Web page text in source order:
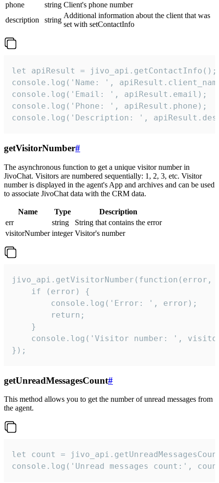
phone
string Client's phone number
description
string
Additional information about the client that was
set with setContactInfo
let apiResult = jivo_api.getContactInfo();
console.log('Name: ',
console.log('Email: ', apiResult.email);
console.log('Phone: ', apiResult.phone);
console.log('Description: ',
getVisitorNumber#
The asynchronous function to get a unique visitor number in
JivoChat. Visitors are numbered sequentially: 1, 2, 3, etc. Visitor
number is displayed in the agent's App and archives and can be used
to associate JivoChat data with the CRM data.
Name Type
Description
err
string
String that contains the error
visitorNumber integer Visitor's number
jivo_api.getVisitorNumber(function(error,
    if (error) {
        console.log('Error: ', error);
        return;
    }
console.log('Visitor number: ',
});
getUnreadMessagesCount#
This method allows you to get the number of unread messages from
the agent.
let count =
console.log('Unread messages count:',